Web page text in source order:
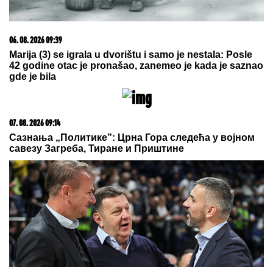
(VIDEO) "ONI MOLE DA UĐU U
ELITU 10"Dača Virijević raskrinkao
Kariću, pa šokirao: "Filip se dopisuje
sa pevačicom"
RAZBIJENA ŠOFERKA, STAKLO I ISEČENA RUKA
Asmin i Maja se nakon skandala snimili u kolima:
"Moja jedina ljubav"